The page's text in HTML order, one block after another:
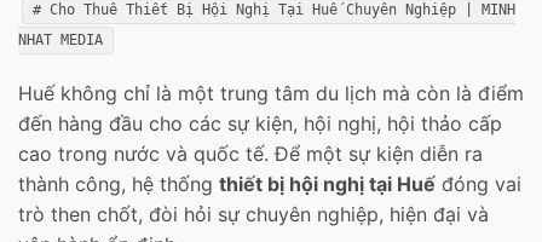
# Cho Thuê Thiết Bị Hội Nghị Tại Huế Chuyên Nghiệp | MINH
NHAT MEDIA
Huế không chỉ là một trung tâm du lịch mà còn là điểm
đến hàng đầu cho các sự kiện, hội nghị, hội thảo cấp
cao trong nước và quốc tế. Để một sự kiện diễn ra
thành công, hệ thống thiết bị hội nghị tại Huế đóng vai
trò then chốt, đòi hỏi sự chuyên nghiệp, hiện đại và